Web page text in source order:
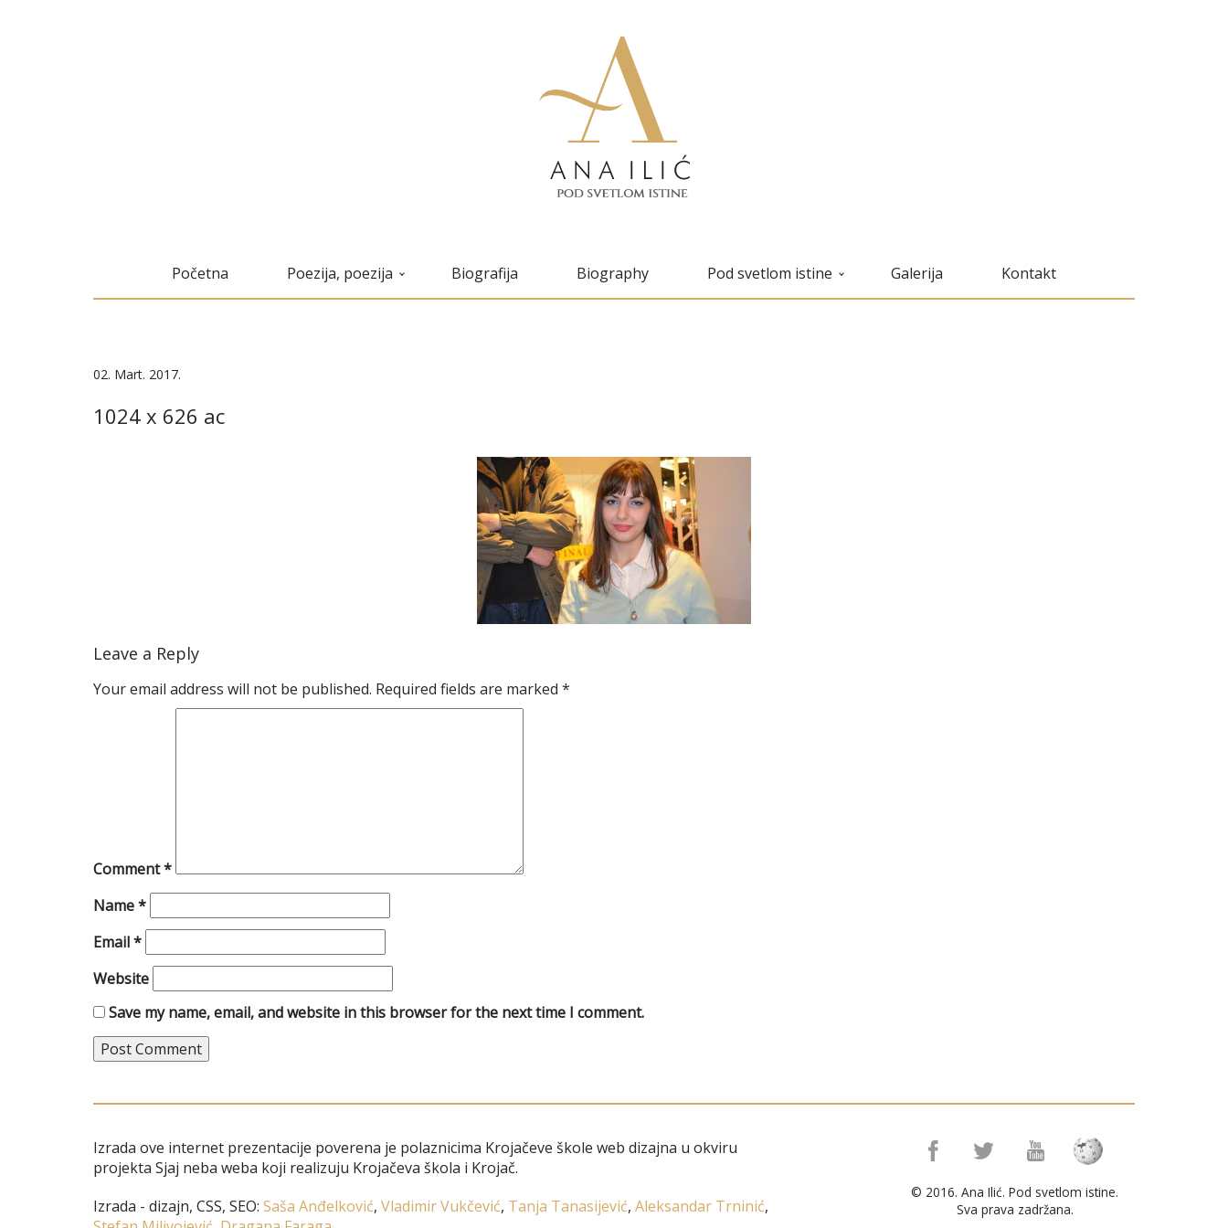
Početna Poezija, poezija Biografija Biography Pod svetlom istine Galerija Kontakt
02. Mart. 2017.
1024 x 626 ac
Leave a Reply
Your email address will not be published. Required fields are marked *
Comment*
Name*
Email*
Website
Save my name, email, and website in this browser for the next time I comment.
Izrada ove internet prezentacije poverena je polaznicima Krojačeve škole web dizajna u okviru
projekta Sjaj neba weba koji realizuju Krojačeva škola i Krojač.
Izrada - dizajn, CSS, SEO: Saša Anđelković, Vladimir Vukčević, Tanja Tanasijević, Aleksandar Trninić,
© 2016. Ana Ilić. Pod svetlom istine.
Sva prava zadržana.